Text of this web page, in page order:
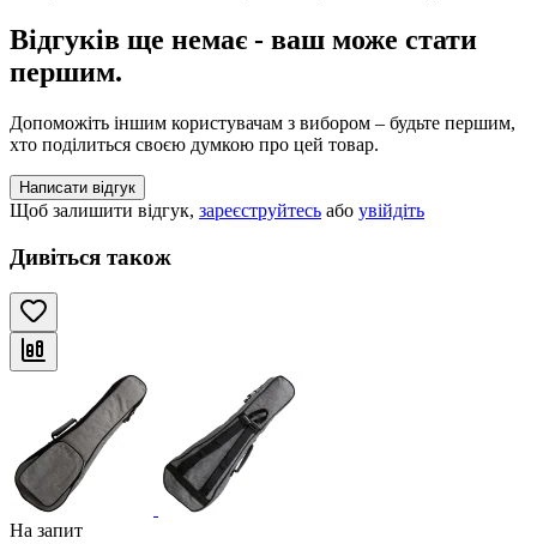
Відгуків ще немає - ваш може стати
першим.
Допоможіть іншим користувачам з вибором – будьте першим,
хто поділиться своєю думкою про цей товар.
Написати відгук
Щоб залишити відгук, зареєструйтесь або увійдіть
Дивіться також
На запит